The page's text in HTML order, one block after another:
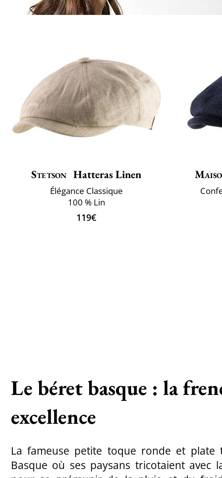
Stetson Hatteras Linen
Élégance Classique
100 % Lin
119€
Le béret basque : la
excellence
La fameuse petite toque ronde et plate
Basque où ses paysans tricotaient avec